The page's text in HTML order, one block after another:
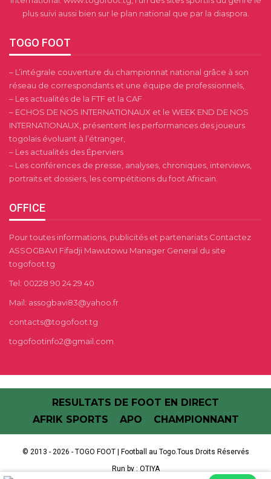
plus suivi aussi bien sur le plan national que par la diaspora.
TOGO FOOT
– L’intégrale couverture du championnat national grâce à son
réseau de correspondants et une équipe de professionnels,
– Les actualités de la FTF et la CAF
– ECHOS DE NOS INTERNATIONAUX et le WEEK END DE NOS
INTERNATIONAUX, présentent les performances des joueurs
togolais évoluant à l’étranger,
– Les actualités des Éperviers
– Les conférences de presse, analyses, chroniques, interviews,
portraits et dossiers, les compétitions du foot Africain.
OFFICE
Pour toutes informations, publicités et partenariats Contactez
ASSOGBAVI Fifadji Mawutowu Manager General du site
togofoot.tg
Tel: 00228 90 24 29 40
Mail: assogbavi83@yahoo.fr
contacts@togofoot.tg
togofootinfo2@gmail.com
RESULTATS DE FOOT EN DIRECT
AFRIK SPORTS
APO CHAMPIONNANT
© 2013 - 2026 - TOGO FOOT | Football au Togo.Tous Droits Réservés
Run by : OTIYA